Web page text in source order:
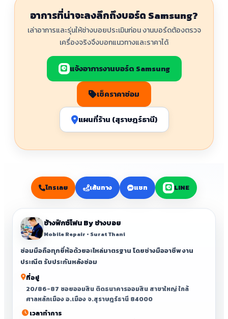
อาการที่น่าจะลงลึกถึงบอร์ด Samsung?
เล่าอาการและรุ่นให้ช่างบอยประเมินก่อน งานบอร์ดต้องตรวจ
เครื่องจริงจึงบอกแนวทางและราคาได้
แจ้งอาการงานบอร์ด Samsung
เช็คราคาซ่อม
แผนที่ร้าน (สุราษฎร์ธานี)
โทรเลย เส้นทาง แชท LINE
ช้างฟิกซ์โฟน By ช่างบอย
Mobile Repair • Surat Thani
ซ่อมมือถือทุกยี่ห้อด้วยอะไหล่มาตรฐาน โดยช่างมืออาชีพ งาน
ประณีต รับประกันหลังซ่อม
ที่อยู่
20/86-87 ซอยออมสิน ติดธนาคารออมสิน สาขาใหญ่ ใกล้
ศาลหลักเมือง อ.เมือง จ.สุราษฎร์ธานี 84000
เวลาทำการ